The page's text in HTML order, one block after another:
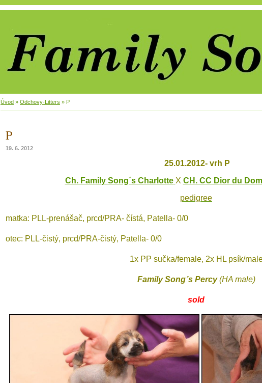
Úvod » Odchovy-Litters » P
P
19. 6. 2012
25.01.2012- vrh P
Ch. Family Song´s Charlotte X CH. CC Dior du
pedigree
matka: PLL-prenášač, prcd/PRA- čístá, Patella- 0/0
otec: PLL-čistý, prcd/PRA-čistý, Patella- 0/0
1x PP sučka/female, 2x HL psík/
Family Song´s Percy(HA male)
sold